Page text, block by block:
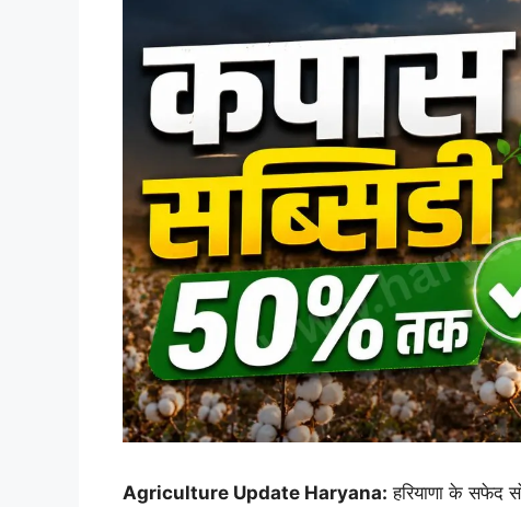
Agriculture Update Haryana: हरियाणा के सफेद